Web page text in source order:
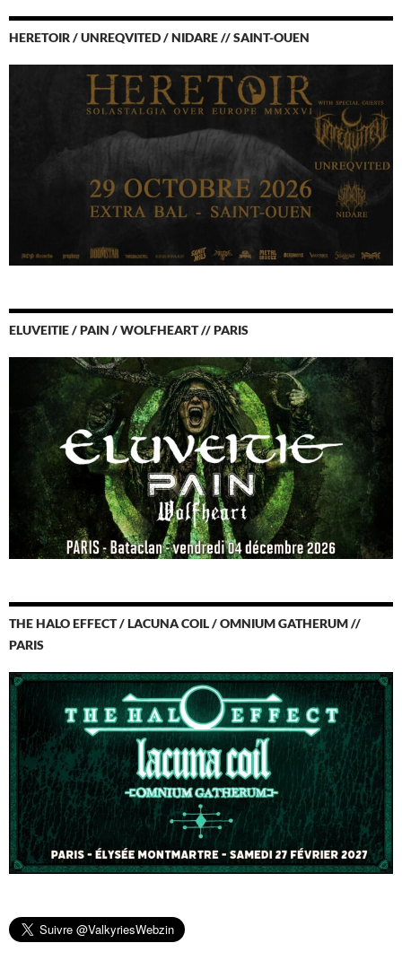
HERETOIR / UNREQVITED / NIDARE // SAINT-OUEN
ELUVEITIE / PAIN / WOLFHEART // PARIS
THE HALO EFFECT / LACUNA COIL / OMNIUM GATHERUM //
PARIS